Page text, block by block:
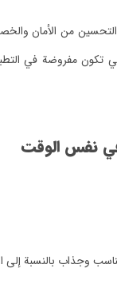
من الأمان
تكون مفروضة في
نفس الوقت
وجذاب بالنسبة